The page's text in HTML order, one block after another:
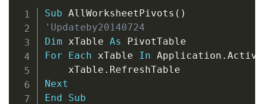
Sub AllWorksheetPivots ( )
'Updateby20140724
Dim xTable As
For
Each xTable In Application .
    xTable
.
Next
End
Sub